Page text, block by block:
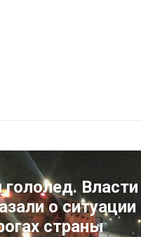
гололед. Власти
о ситуации
страны